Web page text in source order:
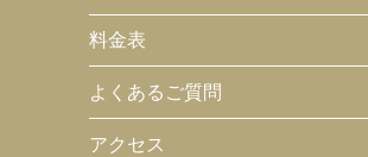
料金表
よくあるご質問
アクセス